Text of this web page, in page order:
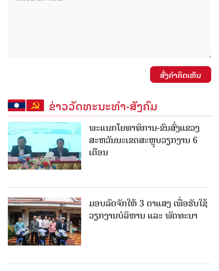
ສົ່ງຄໍາຄິດເຫັນ
ຂ່າວວັດທະນະທຳ-ສັງຄົມ
ພະແນກໂຍທາທິການ-ຂົນສົ່ງແຂວງ
ສະຫວັນນະເຂດສະຫຼຸບວຽກງານ 6
ເດືອນ
ມອບລົດຈັກໃຫ້ 3 ຕາແສງ ເພື່ອຮັບໃຊ້
ວຽກງານບໍລິຫານ ແລະ ພັດທະນາ